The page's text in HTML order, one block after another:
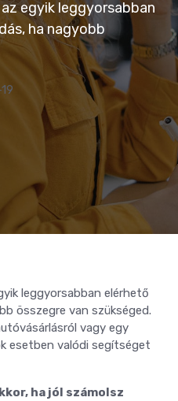
egyik leggyorsabban
ha nagyobb
leggyorsabban elérhető
összegre van szükséged.
vagy egy
esetben valódi segítséget
ha jól számolsz